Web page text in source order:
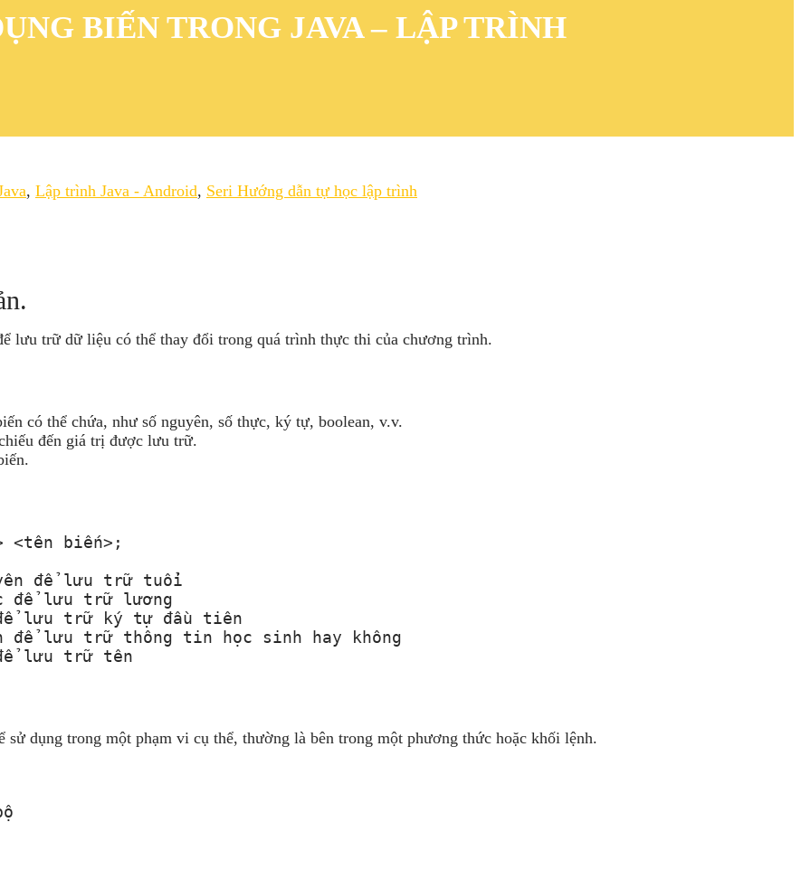
BIẾN TRONG JAVA – LẬP TRÌNH
, Lập trình Java - Android, Seri Hướng dẫn tự học lập trình
lưu trữ dữ liệu có thể thay đổi trong quá trình thực thi của chương trình.
có thể chứa, như số nguyên, số thực, ký tự, boolean, v.v.
đến giá trị được lưu trữ.
<tên biến>;
để lưu trữ tuổi
lưu trữ lương
lưu trữ ký tự đầu tiên
để lưu trữ thông tin học sinh hay không
lưu trữ tên
sử dụng trong một phạm vi cụ thể, thường là bên trong một phương thức hoặc khối lệnh.